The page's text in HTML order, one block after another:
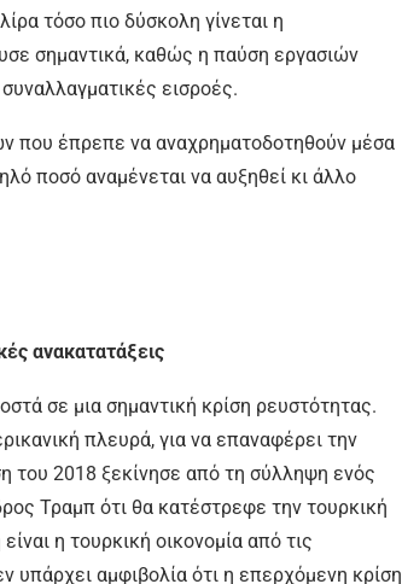
τόσο πιο δύσκολη γίνεται η
σημαντικά, καθώς η παύση εργασιών
εισροές.
που έπρεπε να αναχρηματοδοτηθούν μέσα
ποσό αναμένεται να αυξηθεί κι άλλο
ανακατατάξεις
σε μια σημαντική κρίση ρευστότητας.
πλευρά, για να επαναφέρει την
του 2018 ξεκίνησε από τη σύλληψη ενός
Τραμπ ότι θα κατέστρεφε την τουρκική
η τουρκική οικονομία από τις
υπάρχει αμφιβολία ότι η επερχόμενη κρίση